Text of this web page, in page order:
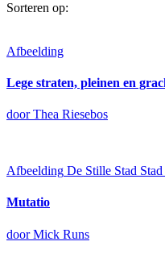
Sorteren op:
Afbeelding
Lege straten, pleinen en
door Thea Riesebos
Afbeelding De Stille Stad
Mutatio
door Mick Runs